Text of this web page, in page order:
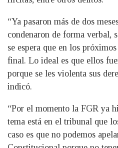
“Ya pasaron más de dos
condenaron de forma verbal,
se espera que en los
final. Lo ideal es que ellos
porque se les violenta sus
indicó.
“Por el momento la FGR ya
tema está en el tribunal que
caso es que no podemos